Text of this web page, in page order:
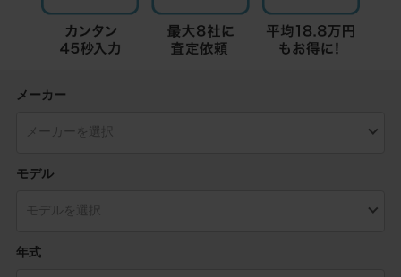
メーカー
モデル
年式